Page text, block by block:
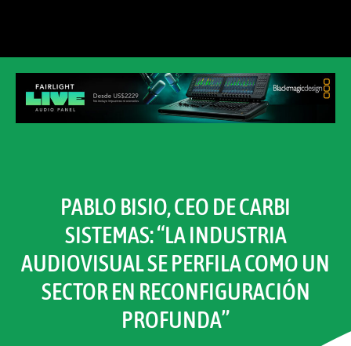
PABLO BISIO, CEO DE CARBI
SISTEMAS: “LA INDUSTRIA
AUDIOVISUAL SE PERFILA COMO UN
SECTOR EN RECONFIGURACIÓN
PROFUNDA”